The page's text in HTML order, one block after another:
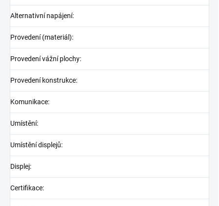
Alternativní napájení:
Provedení (materiál):
Provedení vážní plochy:
Provedení konstrukce:
Komunikace:
Umístění:
Umístění displejů:
Displej:
Certifikace: